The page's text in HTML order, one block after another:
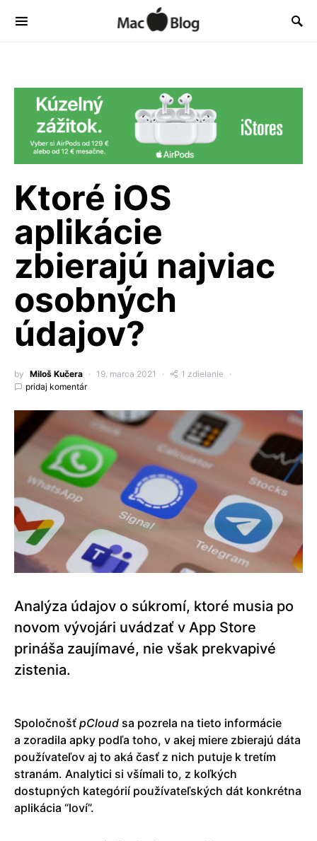
Ktoré iOS
aplikácie
zbierajú najviac
osobných
údajov?
by Miloš Kučera 19. marca 2021
1 zdielanie
pridaj komentár
Analýza údajov o súkromí, ktoré musia po
novom vývojári uvádzať v App Store
prináša zaujímavé, nie však prekvapivé
zistenia.
Spoločnošť pCloud sa pozrela na tieto informácie
a zoradila apky podľa toho, v akej miere zbierajú dáta
používateľov aj to aká časť z nich putuje k tretím
stranám. Analytici si všímali to, z koľkých
dostupných kategórií používateľských dát konkrétna
aplikácia “loví”.